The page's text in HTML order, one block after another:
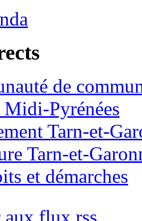
de
Pyrénées
Tarn-et-
Tarn-et-
et démarches